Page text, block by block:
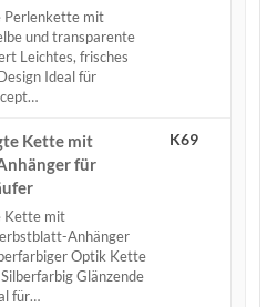
Perlenkette mit
und transparente
Leichtes, frisches
Ideal für
Kette mit
für
Kette mit
Anhänger
Optik Kette
Glänzende
für…
K69